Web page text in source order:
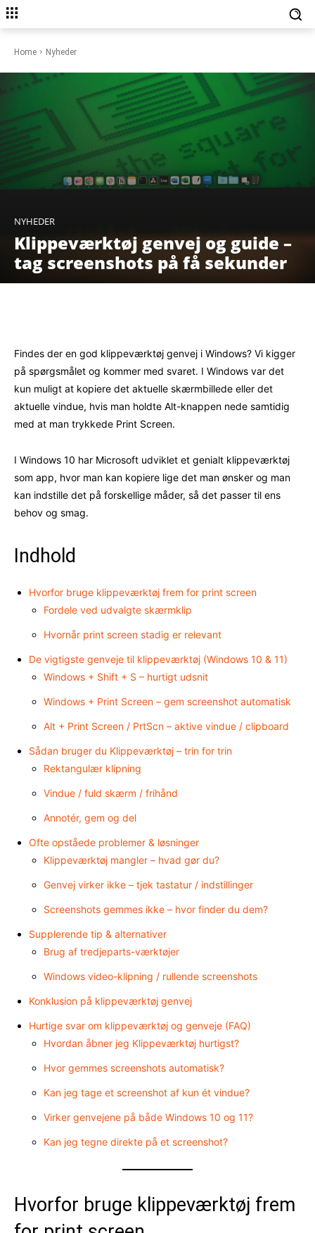
Home Nyheder
NYHEDER
Klippeværktøj genvej og guide –
tag screenshots på få sekunder
Findes der en god klippeværktøj genvej i Windows? Vi kigger
på spørgsmålet og kommer med svaret. I Windows var det
kun muligt at kopiere det aktuelle skærmbillede eller det
aktuelle vindue, hvis man holdte Alt-knappen nede samtidig
med at man trykkede Print Screen.
I Windows 10 har Microsoft udviklet et genialt klippeværktøj
som app, hvor man kan kopiere lige det man ønsker og man
kan indstille det på forskellige måder, så det passer til ens
behov og smag.
Indhold
Hvorfor bruge klippeværktøj frem for print screen
Fordele ved udvalgte skærmklip
Hvornår print screen stadig er relevant
De vigtigste genveje til klippeværktøj (Windows 10 & 11)
Windows + Shift + S – hurtigt udsnit
Windows + Print Screen – gem screenshot automatisk
Alt + Print Screen / PrtScn – aktive vindue / clipboard
Sådan bruger du Klippeværktøj – trin for trin
Rektangulær klipning
Vindue / fuld skærm / frihånd
Annotér, gem og del
Ofte opståede problemer & løsninger
Klippeværktøj mangler – hvad gør du?
Genvej virker ikke – tjek tastatur / indstillinger
Screenshots gemmes ikke – hvor finder du dem?
Supplerende tip & alternativer
Brug af tredjeparts-værktøjer
Windows video-klipning / rullende screenshots
Konklusion på klippeværktøj genvej
Hurtige svar om klippeværktøj og genveje (FAQ)
Hvordan åbner jeg Klippeværktøj hurtigst?
Hvor gemmes screenshots automatisk?
Kan jeg tage et screenshot af kun ét vindue?
Virker genvejene på både Windows 10 og 11?
Kan jeg tegne direkte på et screenshot?
Hvorfor bruge klippeværktøj frem